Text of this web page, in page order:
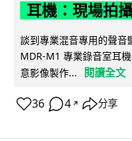
耳機：現場拍
談到專業混音專用的聲音
MDR-M1 專業錄音室耳
意影像製作...
閱讀全文
36 4 ↗ 分享